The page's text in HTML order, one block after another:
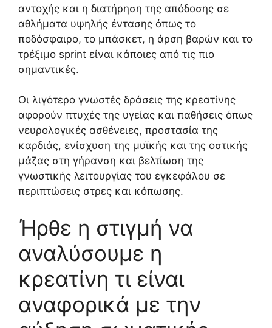
αντοχής και η διατήρηση της απόδοσης σε
αθλήματα υψηλής έντασης όπως το
ποδόσφαιρο, το μπάσκετ, η άρση βαρών και το
τρέξιμο sprint είναι κάποιες από τις πιο
σημαντικές.
Οι λιγότερο γνωστές δράσεις της κρεατίνης
αφορούν πτυχές της υγείας και παθήσεις όπως
νευρολογικές ασθένειες, προστασία της
καρδιάς, ενίσχυση της μυϊκής και της οστικής
μάζας στη γήρανση και βελτίωση της
γνωστικής λειτουργίας του εγκεφάλου σε
περιπτώσεις στρες και κόπωσης.
Ήρθε η στιγμή να
αναλύσουμε η
κρεατίνη τι είναι
αναφορικά με την